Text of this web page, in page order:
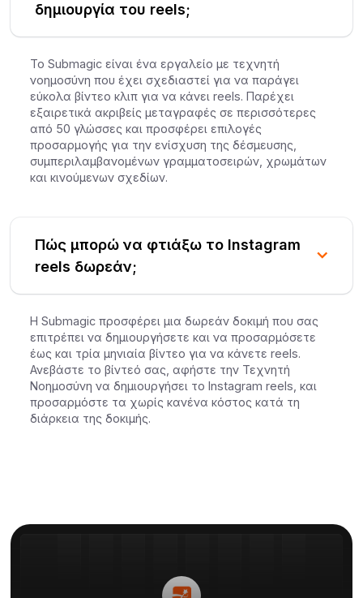
δημιουργία του reels;
Το Submagic είναι ένα εργαλείο με τεχνητή
νοημοσύνη που έχει σχεδιαστεί για να παράγει
εύκολα βίντεο κλιπ για να κάνει reels. Παρέχει
εξαιρετικά ακριβείς μεταγραφές σε περισσότερες
από 50 γλώσσες και προσφέρει επιλογές
προσαρμογής για την ενίσχυση της δέσμευσης,
συμπεριλαμβανομένων γραμματοσειρών, χρωμάτων
και κινούμενων σχεδίων.
Πώς μπορώ να φτιάξω το Instagram
reels δωρεάν;
Η Submagic προσφέρει μια δωρεάν δοκιμή που σας
επιτρέπει να δημιουργήσετε και να προσαρμόσετε
έως και τρία μηνιαία βίντεο για να κάνετε reels.
Ανεβάστε το βίντεό σας, αφήστε την Τεχνητή
Νοημοσύνη να δημιουργήσει το Instagram reels, και
προσαρμόστε τα χωρίς κανένα κόστος κατά τη
διάρκεια της δοκιμής.